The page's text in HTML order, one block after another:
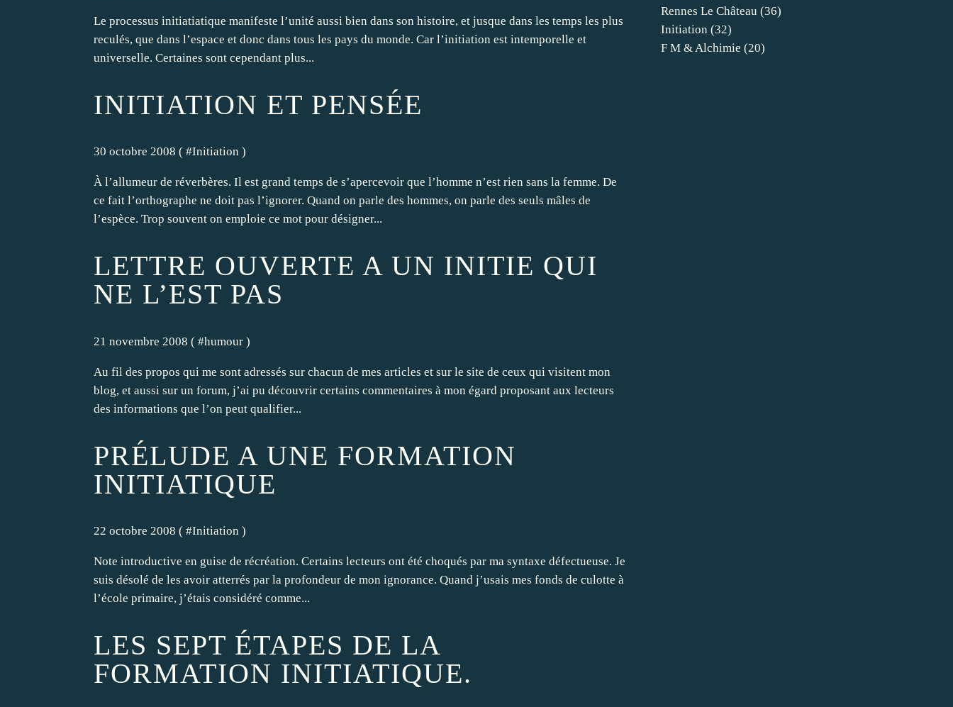
Le processus initiatiatique manifeste l’unité aussi bien dans son histoire, et jusque dans les temps les plus
reculés, que dans l’espace et donc dans tous les pays du monde. Car l’initiation est intemporelle et
universelle. Certaines sont cependant plus...
INITIATION ET PENSÉE
30 octobre 2008 ( #Initiation )
À l’allumeur de réverbères. Il est grand temps de s’apercevoir que l’homme n’est rien sans la femme. De
ce fait l’orthographe ne doit pas l’ignorer. Quand on parle des hommes, on parle des seuls mâles de
l’espèce. Trop souvent on emploie ce mot pour désigner...
LETTRE OUVERTE A UN INITIE QUI
NE L’EST PAS
21 novembre 2008 ( #humour )
Au fil des propos qui me sont adressés sur chacun de mes articles et sur le site de ceux qui visitent mon
blog, et aussi sur un forum, j’ai pu découvrir certains commentaires à mon égard proposant aux lecteurs
des informations que l’on peut qualifier...
PRÉLUDE A UNE FORMATION
INITIATIQUE
22 octobre 2008 ( #Initiation )
Note introductive en guise de récréation. Certains lecteurs ont été choqués par ma syntaxe défectueuse. Je
suis désolé de les avoir atterrés par la profondeur de mon ignorance. Quand j’usais mes fonds de culotte à
l’école primaire, j’étais considéré comme...
LES SEPT ÉTAPES DE LA
FORMATION INITIATIQUE.
Rennes Le Château (36)
Initiation (32)
F M & Alchimie (20)